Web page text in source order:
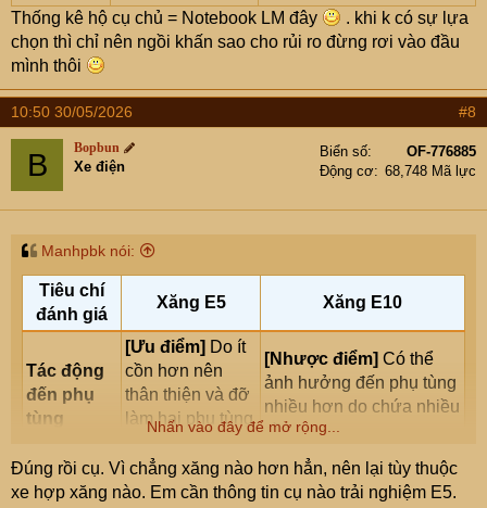
Thống kê hộ cụ chủ = Notebook LM đây
. khi k có sự lựa
chọn thì chỉ nên ngồi khấn sao cho rủi ro đừng rơi vào đầu
mình thôi
10:50 30/05/2026 #8
B Bopbun
Xe điện
Biển số
OF-776885
Động cơ
68,748 Mã lực
Manhpbk nói:
Tiêu chí
đánh giá
Xăng E5 Xăng E10
Tác động
đến phụ
tùng
[Ưu điểm] Do ít
cồn hơn nên
thân thiện và đỡ
làm hại phụ tùng
[Nhược điểm] Có thể
ảnh hưởng đến phụ tùng
nhiều hơn do chứa nhiều
cồn.
Mức tiêu
[Ưu điểm]Có
năng lượng cao
[Nhược điểm]Năng
Nhấn vào đây để mở rộng...
Đúng rồi cụ. Vì chẳng xăng nào hơn hẳn, nên lại tùy thuộc
xe hợp xăng nào. Em cần thông tin cụ nào trải nghiệm E5.